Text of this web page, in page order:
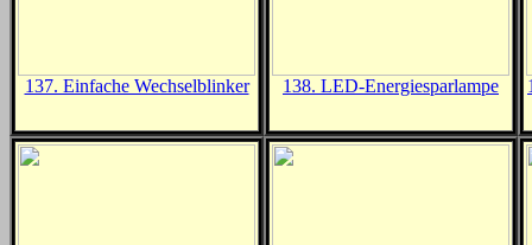
137. Einfache Wechselblinker 138. LED-Energiesparlampe